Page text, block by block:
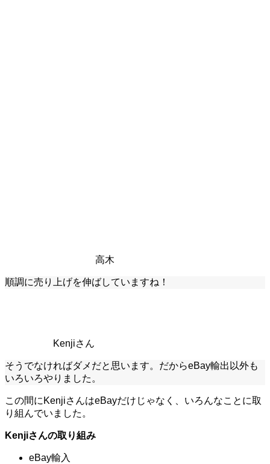
高木
順調に売り上げを伸ばしていますね！
Kenjiさん
そうでなければダメだと思います。だからeBay輸出以外も
いろいろやりました。
この間にKenjiさんはeBayだけじゃなく、いろんなことに取
り組んでいました。
Kenjiさんの取り組み
eBay輸入